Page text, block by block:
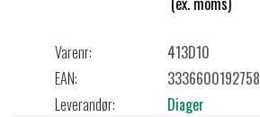
Varenr:
413D10
EAN:
3336600192758
Leverandør:
Diager